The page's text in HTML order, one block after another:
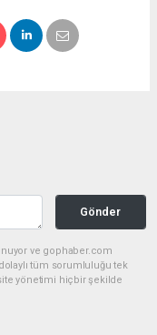
Gönder
ve gophaber.com
tüm sorumluluğu tek
yönetimi hiçbir şekilde